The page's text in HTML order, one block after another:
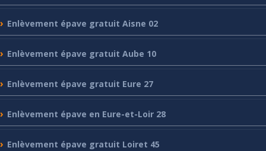
Enlèvement épave gratuit Aisne 02
Enlèvement épave gratuit Aube 10
Enlèvement épave gratuit Eure 27
Enlèvement épave en Eure-et-Loir 28
Enlèvement épave gratuit Loiret 45